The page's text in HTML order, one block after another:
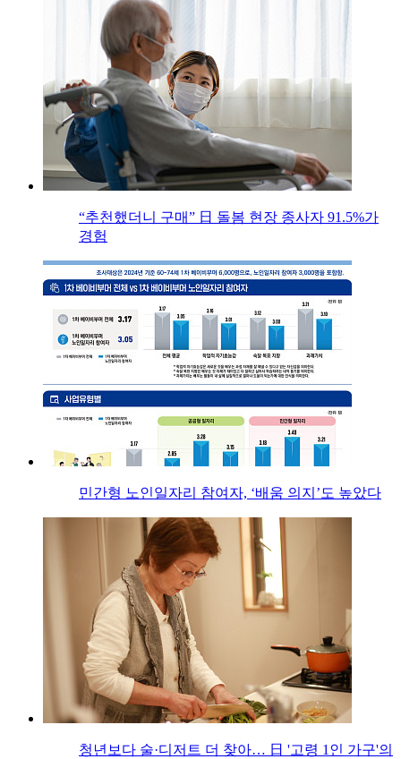
“추천했더니 구매” 日 돌봄 현장 종사자 91.5%가
경험
민간형 노인일자리 참여자, ‘배움 의지’도 높았다
청년보다 술·디저트 더 찾아… 日 '고령 1인 가구'의